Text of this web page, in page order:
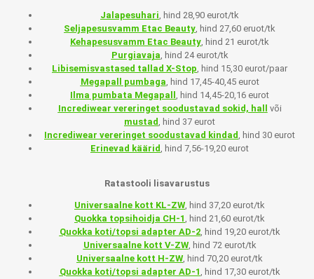
Jalapesuhari, hind 28,90 eurot/tk
Seljapesusvamm Etac Beauty, hind 27,60 eruot/tk
Kehapesusvamm Etac Beauty, hind 21 eurot/tk
Purgiavaja, hind 24 eurot/tk
Libisemisvastased tallad X-Stop, hind 15,30 eurot/paar
Megapall pumbaga, hind 17,45-40,45 eurot
Ilma pumbata Megapall , hind 14,45-20,16 eurot
Incrediwear vereringet soodustavad sokid, hal
või
mustad, hind 37 eurot
Incrediwear vereringet soodustavad kindad, hind 30 eurot
Erinevad käärid, hind 7,56-19,20 eurot
Ratastooli lisavarustus
Universaalne kott KL-ZW, hind 37,20 eurot/tk
Quokka topsihoidja CH-1, hind 21,60 eurot/tk
Quokka koti/topsi adapter AD-2, hind 19,20 eurot/tk
Universaalne kott V-ZW, hind 72 eurot/tk
Universaalne kott H-ZW, hind 70,20 eurot/tk
Quokka koti/topsi adapter AD-1, hind 17,30 eurot/tk